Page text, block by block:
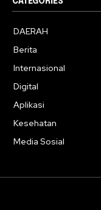
DAERAH
Berita
Internasional
Digital
Aplikasi
Kesehatan
Media Sosial